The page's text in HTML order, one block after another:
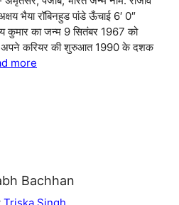
भैया रॉबिनहुड पांडे ऊँचाई 6′ 0″
कुमार का जन्म 9 सितंबर 1967 को
अपने करियर की शुरुआत 1990 के दशक
more
Bachhan